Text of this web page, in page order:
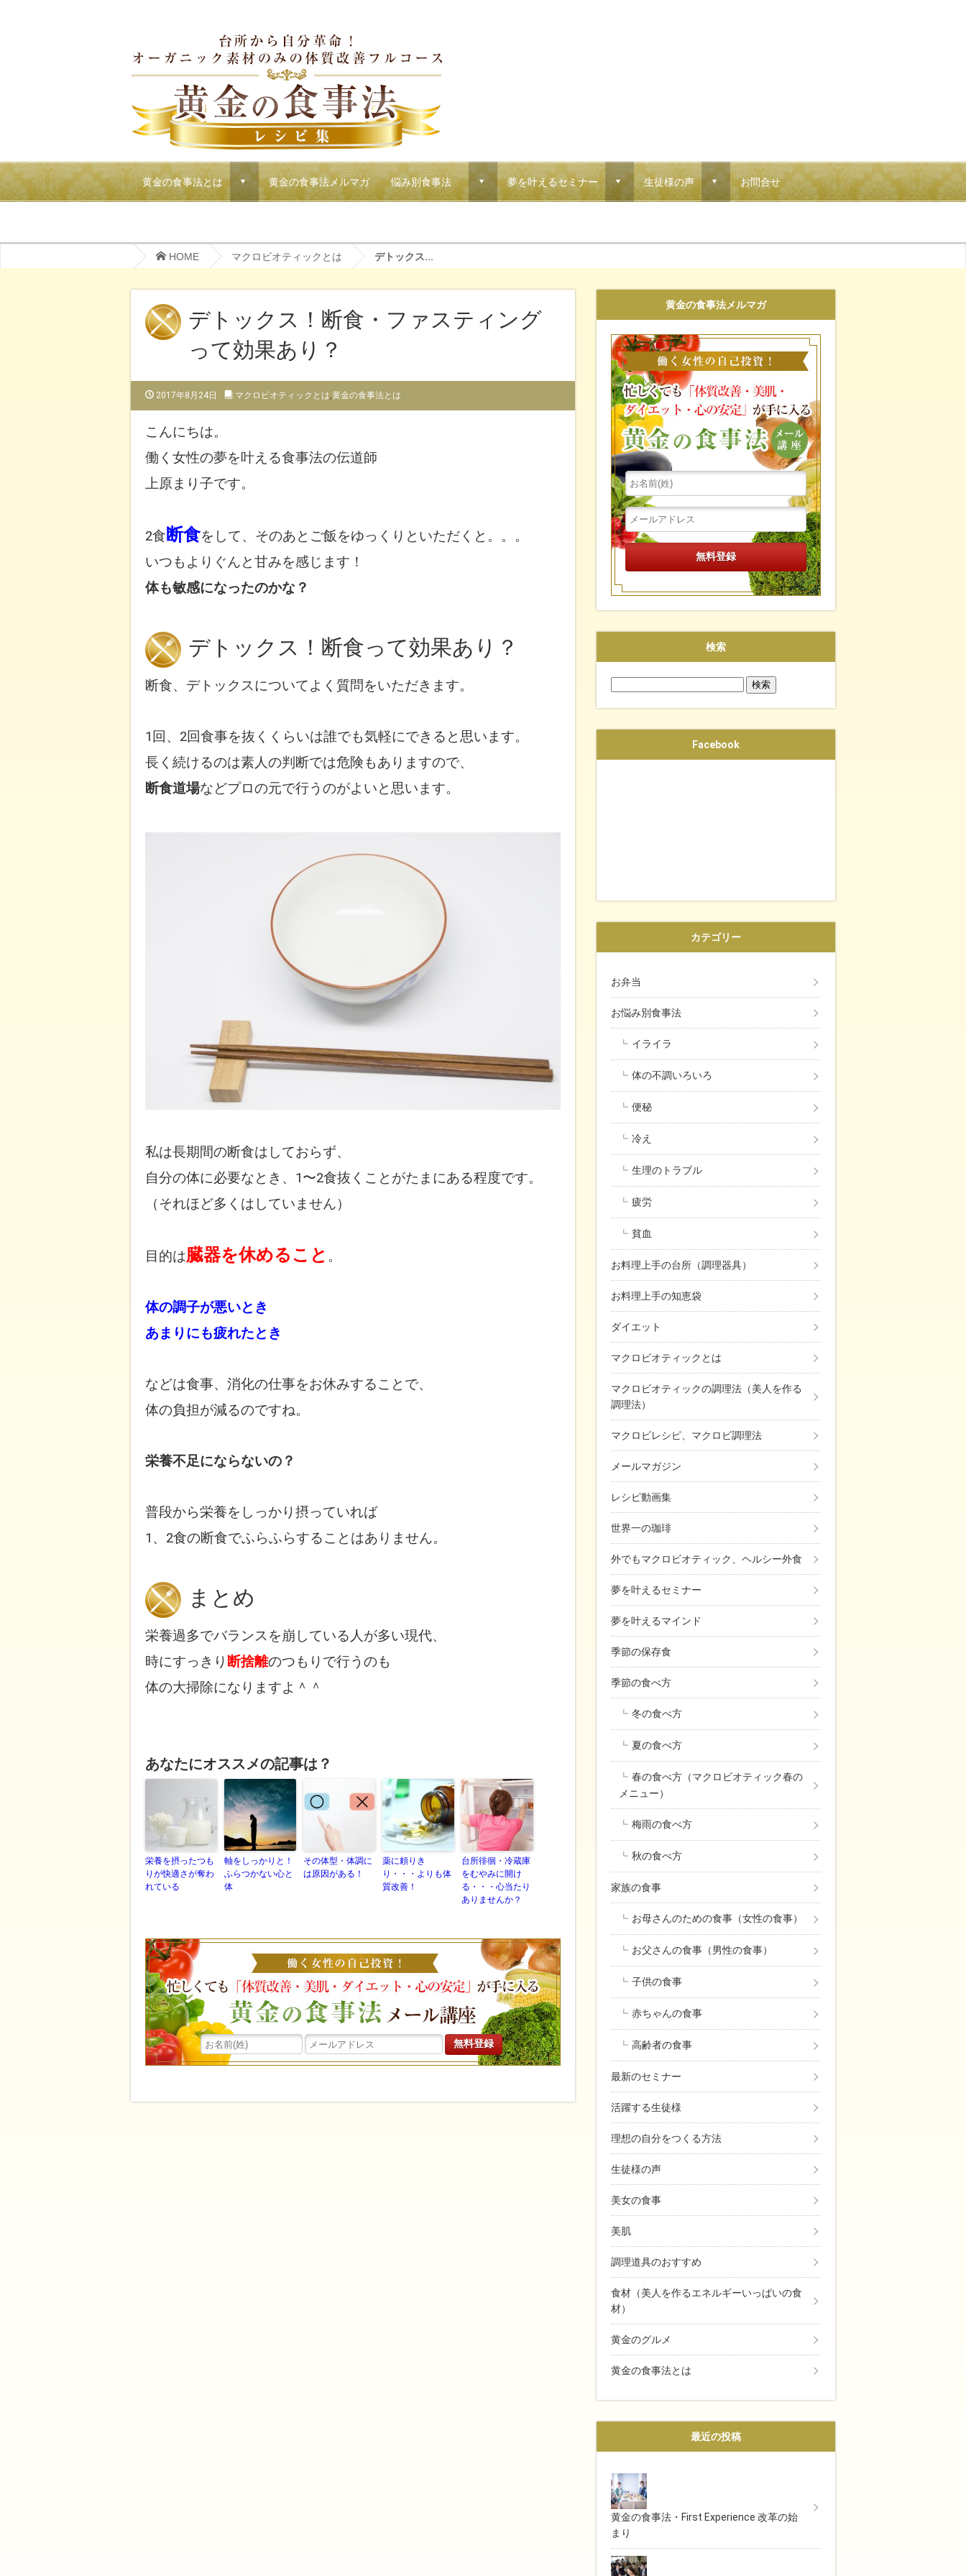
黄金の食事法とは d 黄金の食事法メルマガ 悩み別食事法 d 夢を叶えるセミナー d 生徒様の声 d お問合せ
HOME マクロビオティックとは デトックス...
デトックス！断食・ファスティング
って効果あり？
2017年8月24日 マクロビオティックとは,黄金の食事法とは
こんにちは。
働く女性の夢を叶える食事法の伝道師
上原まり子です。
2食断食をして、そのあとご飯をゆっくりと いただくと。。。
いつもよりぐんと甘みを感じます！
体も敏感になったのかな？
デトックス！断食って効果あり？
断食、デトックスについてよく質問をいただきます。
1回、2回食事を抜くくらいは誰でも気軽にできると思います。
長く続けるのは素人の判断では危険もありますので、
断食道場などプロの元で行うのがよいと思います。
私は長期間の断食はしておらず、
自分の体に必要なとき、1〜2食抜くことがたまにある程度です。
（それほど多くはしていません）
目的は臓器を休めること 。
体の調子が悪いとき
あまりにも疲れたとき
などは食事、消化の仕事をお休みすることで、
体の負担が減るのですね。
栄養不足にならないの？
普段から栄養をしっかり摂っていれば
1、2食の断食でふらふらすることはありません。
まとめ
栄養過多でバランスを崩している人が多い現代、
時にすっきり 断捨離のつもりで行うのも
体の大掃除になりますよ＾＾
あなたにオススメの記事は？
栄養を摂ったつも
りが快適さが奪わ
れている
軸をしっかりと！
ふらつかない心と
体
その体型・体調に
は原因がある！
薬に頼りき
り・・・よりも体
質改善！
台所徘徊・冷蔵庫
をむやみに開け
る・・・心当たり
ありませんか？
働く女性の自己投資！忙しくても「体質改善・美肌・ダイエ
黄金の食事法メルマガ
検索
Facebook
カテゴリー
お弁当
お悩み別食事法
イライラ
体の不調いろいろ
便秘
冷え
生理のトラブル
疲労
貧血
お料理上手の台所（調理器具）
お料理上手の知恵袋
ダイエット
マクロビオティックとは
マクロビオティックの調理法（美人を作る
調理法）
マクロビレシピ、マクロビ調理法
メールマガジン
レシピ動画集
世界一の珈琲
外でもマクロビオティック、ヘルシー外食
夢を叶えるセミナー
夢を叶えるマインド
季節の保存食
季節の食べ方
冬の食べ方
夏の食べ方
春の食べ方（マクロビオティック春の
メニュー）
梅雨の食べ方
秋の食べ方
家族の食事
お母さんのための食事（女性の食事）
お父さんの食事（男性の食事）
子供の食事
赤ちゃんの食事
高齢者の食事
最新のセミナー
活躍する生徒様
理想の自分をつくる方法
生徒様の声
美女の食事
美肌
調理道具のおすすめ
食材（美人を作るエネルギーいっぱいの食
材）
黄金のグルメ
黄金の食事法とは
最近の投稿
黄金の食事法・First Experience 改革の始
まり